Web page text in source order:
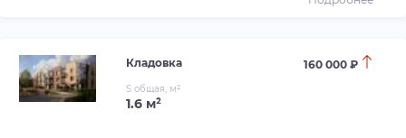
Кладовка 160 000 ₽
S общая, м²
1.6 м²